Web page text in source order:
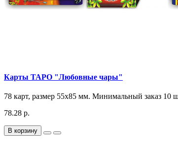
Карты ТАРО "Любовные чары"
78 карт, размер 55х85 мм. Минимальный заказ 10
78.28 р.
В корзину